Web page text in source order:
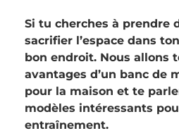
Si tu cherches à prendre
sacrifier l’espace dans
bon endroit. Nous allons
avantages d’un banc de
pour la maison et te
modèles intéressants
entraînement.